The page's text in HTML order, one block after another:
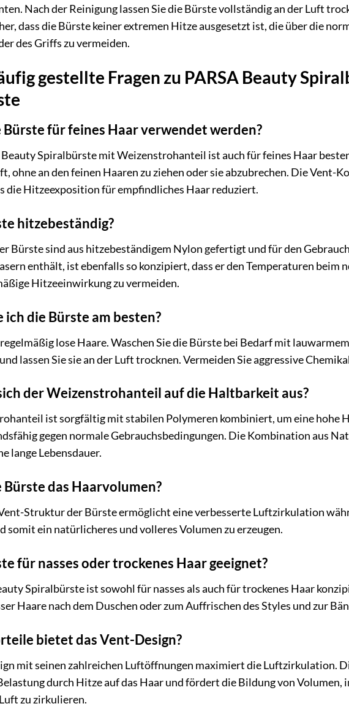
Nach der Reinigung lassen Sie die Bürste vollständig an der Luft
dass die Bürste keiner extremen Hitze ausgesetzt ist, die über die
des Griffs zu vermeiden.
gestellte Fragen zu PARSA Beauty
Bürste für feines Haar verwendet werden?
Beauty Spiralbürste mit Weizenstrohanteil ist auch für feines Haar
ohne an den feinen Haaren zu ziehen oder sie abzubrechen. Die Vent-
die Hitzeexposition für empfindliches Haar reduziert.
hitzebeständig?
Bürste sind aus hitzebeständigem Nylon gefertigt und für den
enthält, ist ebenfalls so konzipiert, dass er den Temperaturen beim
Hitzeeinwirkung zu vermeiden.
ich die Bürste am besten?
lose Haare. Waschen Sie die Bürste bei Bedarf mit
lassen Sie sie an der Luft trocknen. Vermeiden Sie aggressive
der Weizenstrohanteil auf die Haltbarkeit aus?
ist sorgfältig mit stabilen Polymeren kombiniert, um eine hohe
gegen normale Gebrauchsbedingungen. Die Kombination aus
lange Lebensdauer.
das Haarvolumen?
Struktur der Bürste ermöglicht eine verbesserte Luftzirkulation
somit ein natürlicheres und volleres Volumen zu erzeugen.
für nasses oder trockenes Haar geeignet?
Spiralbürste ist sowohl für nasses als auch für trockenes Haar
Haare nach dem Duschen oder zum Auffrischen des Styles und zur
bietet das Vent-Design?
mit seinen zahlreichen Luftöffnungen maximiert die Luftzirkulation.
durch Hitze auf das Haar und fördert die Bildung von Volumen,
zu zirkulieren.